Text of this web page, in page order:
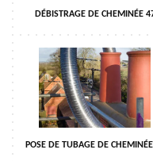
DÉBISTRAGE DE CHEMINÉE
POSE DE TUBAGE DE